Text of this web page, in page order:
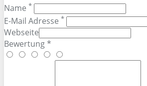
Name *
E-Mail Adresse *
Webseite
Bewertung *